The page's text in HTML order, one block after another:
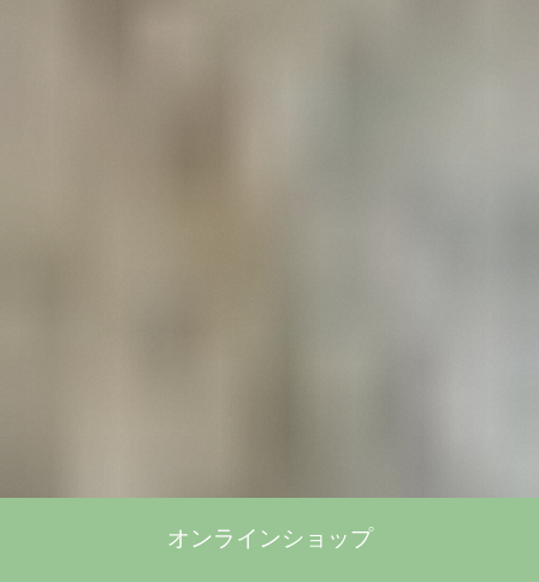
オンラインショップ